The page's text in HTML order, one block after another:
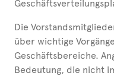
Die
über wichtige
Geschäftsbereiche.
Bedeutung, die nicht